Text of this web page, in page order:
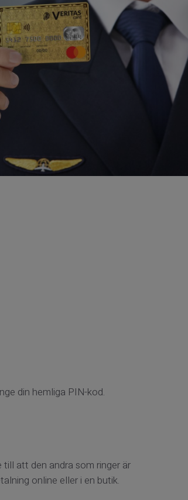
din hemliga PIN-kod.
att den andra som ringer är
online eller i en butik.